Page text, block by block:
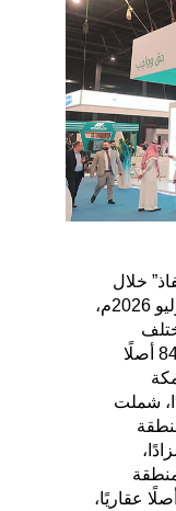
خلال
الفترة من 15 إلى 31 من شهر يوليو 2026م،
مختلف
مناطق المملكة، تضمنت طرح 846 أصلًا
بـ19 مزادًا، شملت
المرتبة الثانية بـ 15 مزادًا،
المنطقة
الشرقية بـ 8 مزادات شملت 71 أصلًا عقاريًا،